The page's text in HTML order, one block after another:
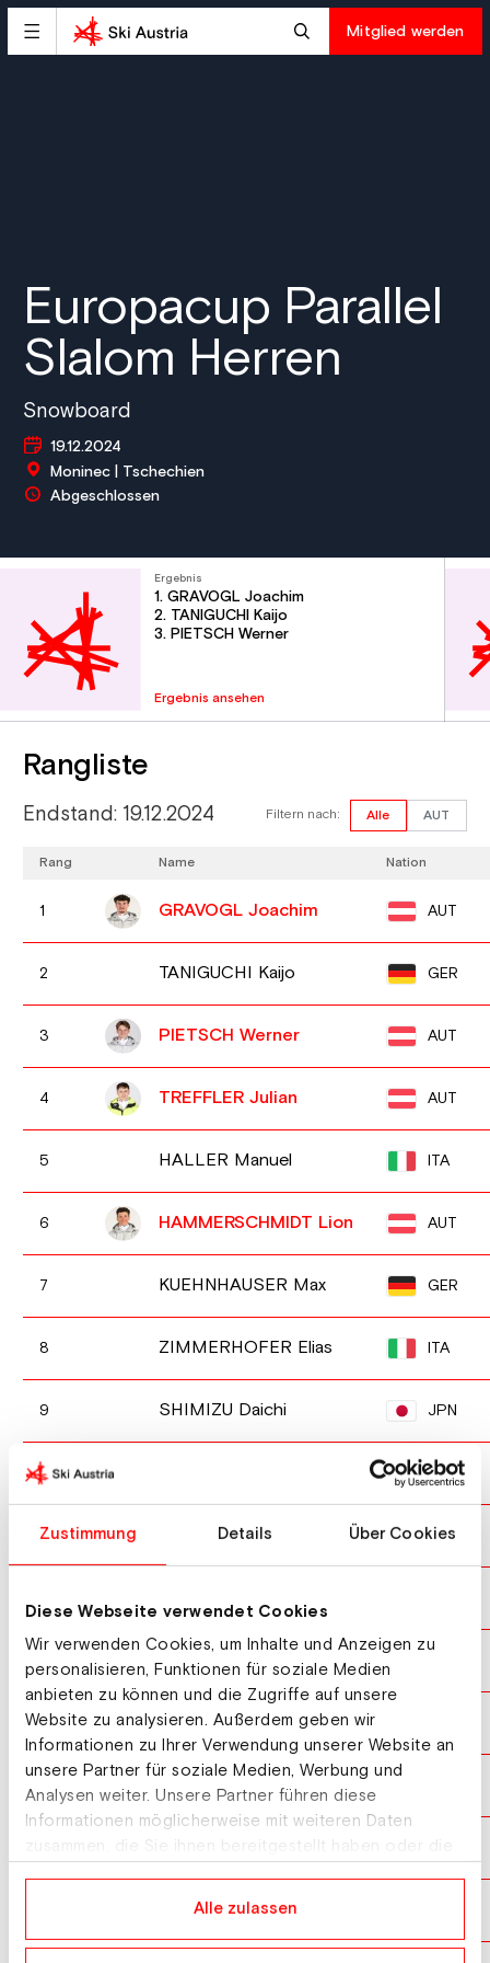
Zustimmung Details Über Cookies
Diese Webseite verwendet Cookies
Wir verwenden Cookies, um Inhalte und Anzeigen zu
personalisieren, Funktionen für soziale Medien
anbieten zu können und die Zugriffe auf unsere
Website zu analysieren. Außerdem geben wir
Informationen zu Ihrer Verwendung unserer Website an
unsere Partner für soziale Medien, Werbung und
Analysen weiter. Unsere Partner führen diese
Informationen möglicherweise mit weiteren Daten
zusammen, die Sie ihnen bereitgestellt haben oder die
Alle zulassen
Mitglied werden
Europacup Parallel
Slalom Herren
Snowboard
19.12.2024
Moninec | Tschechien
Abgeschlossen
Ergebnis
1. GRAVOGL Joachim
2. TANIGUCHI Kaijo
3. PIETSCH Werner
Ergebnis ansehen
Rangliste
Endstand: 19.12.2024 Filtern nach: Alle AUT
Rang Name Nation
1 GRAVOGL Joachim AUT
2 TANIGUCHI Kaijo GER
3 PIETSCH Werner AUT
4 TREFFLER Julian AUT
5 HALLER Manuel ITA
6 HAMMERSCHMIDT Lion AUT
7 KUEHNHAUSER Max GER
8 ZIMMERHOFER Elias ITA
9 SHIMIZU Daichi JPN
10 JPN
11 KABALIUK Andrii UKR
ROSENCRANZ Ryan
14 SANTUARI Mike
15 VOJTASEK Samuel
YAMADA Rion
KULPINSKI Anatol